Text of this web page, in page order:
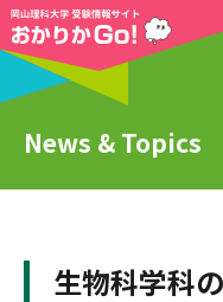
News & Topics
生物科学科